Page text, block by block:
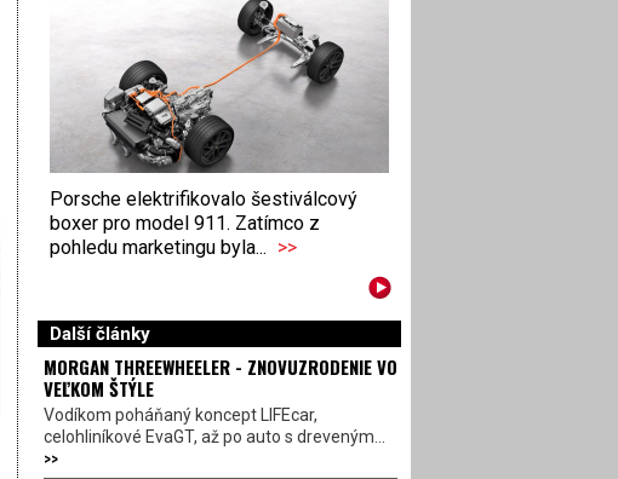
Porsche elektrifikovalo šestiválcový
boxer pro model 911. Zatímco z
pohledu marketingu byla... >>
Další články
MORGAN THREEWHEELER - ZNOVUZRODENIE VO
VEĽKOM ŠTÝLE
Vodíkom poháňaný koncept LIFEcar,
celohliníkové EvaGT, až po auto s dreveným...
>>